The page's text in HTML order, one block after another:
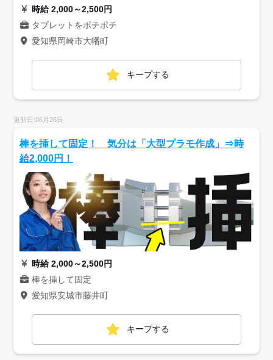
時給 2,000～2,500円
タブレットをポチポチ
愛知県岡崎市大幡町
キープする
更新日:06月26日
棒を挿して固定！ 気分は「大型プラモ作成」⇒時
給2,000円！
時給 2,000～2,500円
棒を挿して固定
愛知県安城市藤井町
キープする